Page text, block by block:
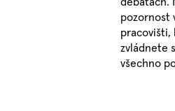
pozornost
pracovišti,
zvládnete
všechno